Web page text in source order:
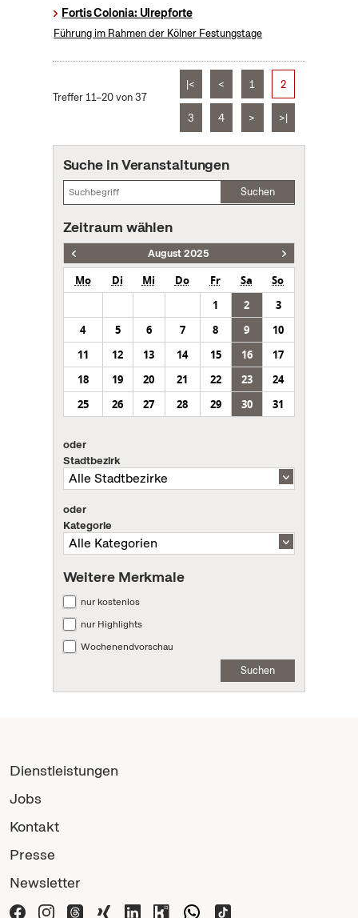
Fortis Colonia: Ulrepforte
Führung im Rahmen der Kölner Festungstage
Treffer 11–20 von 37
|< < 1 2
3 4 > >|
Suche in Veranstaltungen
Suchen
Zeitraum wählen
August 2025
Mo Di Mi Do Fr Sa
So
1
2
3
4
5 6 7 8 9
10
11
12 13 14 15 16
17
18
19 20 21 22 23
24
25
26 27 28 29 30 31
oder
Stadtbezirk
oder
Kategorie
Weitere Merkmale
nur kostenlos
nur Highlights
Wochenendvorschau
Suchen
Dienstleistungen
Jobs
Kontakt
Presse
Newsletter